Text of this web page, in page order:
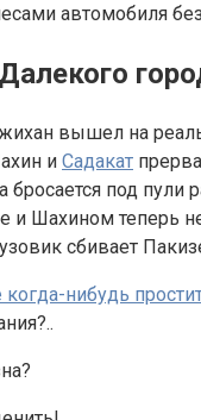
автомобиля
вышел на
и Садакат
бросается под
Шахином теперь
сбивает
когда-нибудь